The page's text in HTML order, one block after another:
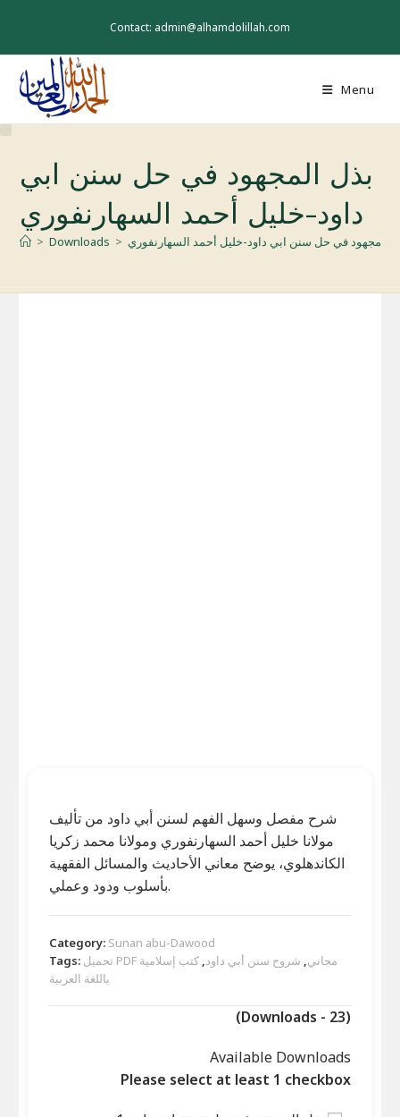
Contact: admin@alhamdolillah.com
Menu
بذل المجهود في حل سنن ابي
داود-خليل أحمد السهارنفوري
> Downloads > المجهود في حل سنن ابي داود-خليل أحمد السهارنفوري
شرح مفصل وسهل الفهم لسنن أبي داود من تأليف
مولانا خليل أحمد السهارنفوري ومولانا محمد زكريا
الكاندهلوي، يوضح معاني الأحاديث والمسائل الفقهية
بأسلوب ودود وعملي.
Category: Sunan abu-Dawood
Tags:
تحميل PDF مجاني, شروح سنن أبي داود, كتب إسلامية
باللغة العربية
(Downloads - 23)
Available Downloads
Please select at least 1 checkbox